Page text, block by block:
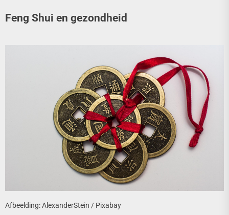
Feng Shui en gezondheid
Afbeelding: AlexanderStein / Pixabay